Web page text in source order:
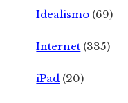
Idealismo (69)
Internet (335)
iPad (20)